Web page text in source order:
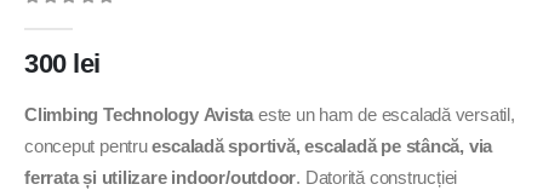
300 lei
Climbing Technology Avistaeste un ham de escaladă versatil,
conceput pentruescaladă sportivă, escaladă pe stâncă, via
ferrata și utilizare indoor/outdoor. Datorită construcției